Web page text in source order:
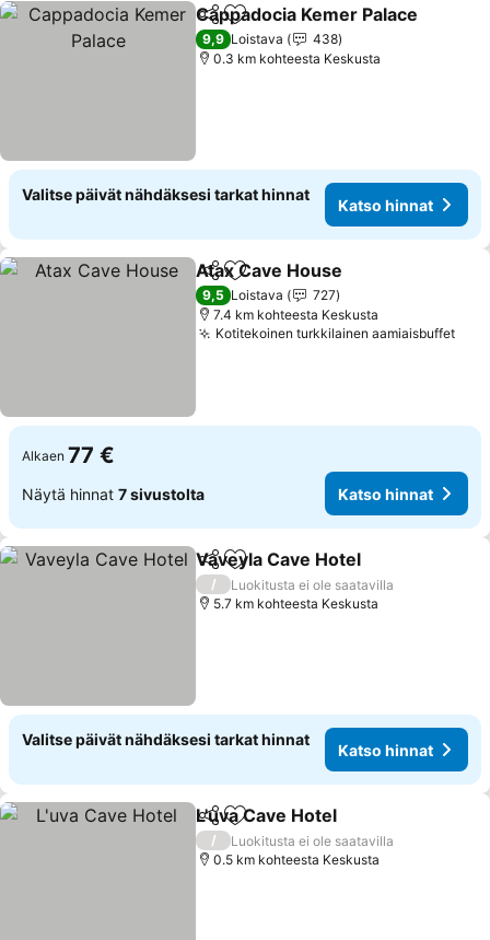
Jaa Lisää suosikkeihin
Cappadocia Kemer Palace
9,9 Loistava
438
0.3 km kohteesta Keskusta
Valitse päivät nähdäksesi tarkat hinnat
Katso hinnat
Jaa Lisää suosikkeihin
Atax Cave House
9,5 Loistava
727
7.4 km kohteesta Keskusta
Kotitekoinen turkkilainen aamiaisbuffet
Alkaen 77 €
Näytä hinnat 7 sivustolta Katso hinnat
Jaa Lisää suosikkeihin
Vaveyla Cave Hotel
/
Luokitusta ei ole saatavilla
5.7 km kohteesta Keskusta
Valitse päivät nähdäksesi tarkat hinnat
Katso hinnat
Jaa Lisää suosikkeihin
L'uva Cave Hotel
/
Luokitusta ei ole saatavilla
0.5 km kohteesta Keskusta